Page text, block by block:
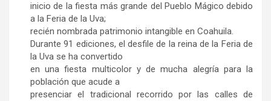
inicio de la fiesta más grande del Pueblo Mágico debido
a la Feria de la Uva;
recién nombrada patrimonio intangible en Coahuila.
Durante 91 ediciones, el desfile de la reina de la Feria de
la Uva se ha convertido
en una fiesta multicolor y de mucha alegría para la
población que acude a
presenciar el tradicional recorrido por las calles de